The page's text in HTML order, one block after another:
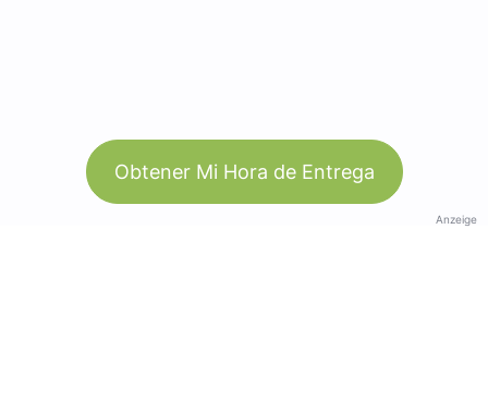
Obtener Mi Hora de Entrega
Anzeige